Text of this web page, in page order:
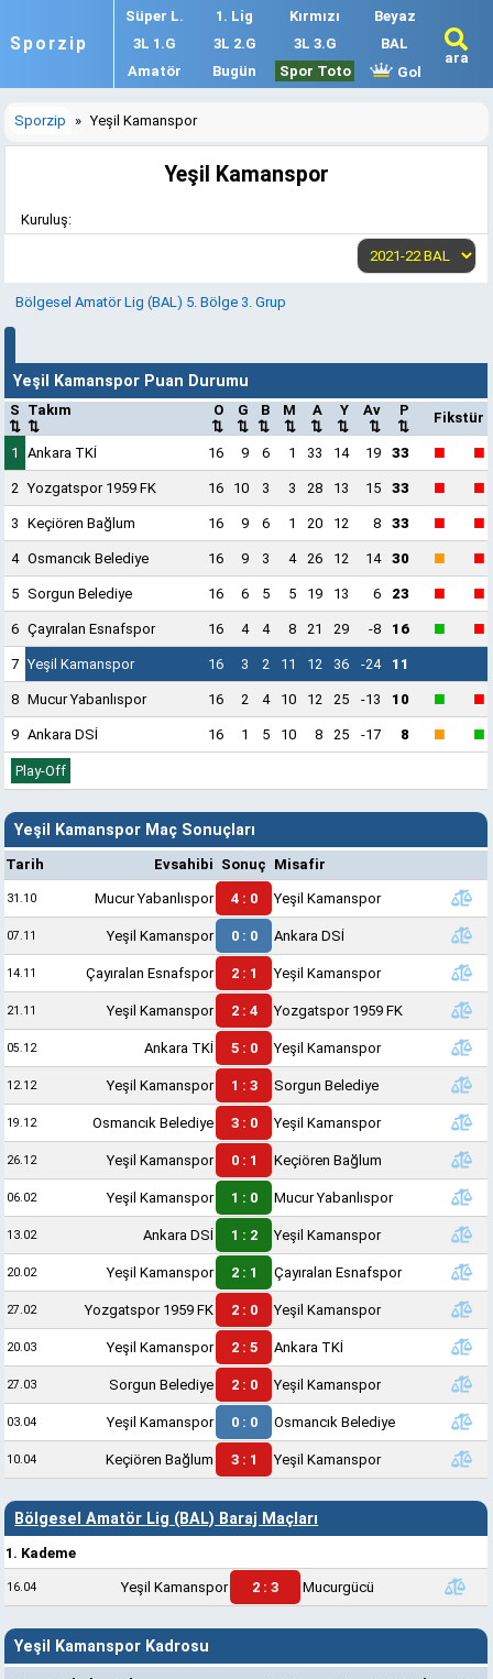
Sporzip
Süper L. 1. Lig Kırmızı
Beyaz
3L 1.G
3L 2.G 3L 3.G
BAL
Amatör
Bugün Spor Toto Gol
ara
Sporzip » Yeşil Kamanspor
Yeşil Kamanspor
Kuruluş:
Bölgesel Amatör Lig (BAL) 5. Bölge 3. Grup
Yeşil Kamanspor Puan Durumu
S
⇅
Takım
⇅
O
⇅
G
⇅
B
⇅
M
⇅
A
⇅
Y
⇅
Av
⇅
P
⇅
Fikstür
1 Ankara TKİ 16 9 6 1 33 14 19 33 ■ ■
2 Yozgatspor 1959 FK 16 10 3 3 28 13 15 33 ■ ■
3 Keçiören Bağlum 16 9 6 1 20 12 8 33 ■ ■
4 Osmancık Belediye 16 9 3 4 26 12 14 30 ■ ■
5 Sorgun Belediye 16 6 5 5 19 13 6 23 ■ ■
6 Çayıralan Esnafspor 16 4 4 8 21 29 -8 16 ■ ■
7 Yeşil Kamanspor 16 3 2 11 12 36 -24 11
8 Mucur Yabanlıspor 16 2 4 10 12 25 -13 10 ■ ■
9 Ankara DSİ 16 1 5 10 8 25 -17 8 ■ ■
Play-Off
Yeşil Kamanspor Maç Sonuçları
Tarih Evsahibi Sonuç Misafir
31.10 Mucur Yabanlıspor 4 : 0 Yeşil Kamanspor
07.11 Yeşil Kamanspor 0 : 0 Ankara DSİ
14.11 Çayıralan Esnafspor 2 : 1 Yeşil Kamanspor
21.11 Yeşil Kamanspor 2 : 4 Yozgatspor 1959 FK
05.12 Ankara TKİ 5 : 0 Yeşil Kamanspor
12.12 Yeşil Kamanspor 1 : 3 Sorgun Belediye
19.12 Osmancık Belediye 3 : 0 Yeşil Kamanspor
26.12 Yeşil Kamanspor 0 : 1 Keçiören Bağlum
06.02 Yeşil Kamanspor 1 : 0 Mucur Yabanlıspor
13.02 Ankara DSİ 1 : 2 Yeşil Kamanspor
20.02 Yeşil Kamanspor 2 : 1 Çayıralan Esnafspor
27.02 Yozgatspor 1959 FK 2 : 0 Yeşil Kamanspor
20.03 Yeşil Kamanspor 2 : 5 Ankara TKİ
27.03 Sorgun Belediye 2 : 0 Yeşil Kamanspor
03.04 Yeşil Kamanspor 0 : 0 Osmancık Belediye
10.04 Keçiören Bağlum 3 : 1 Yeşil Kamanspor
Bölgesel Amatör Lig (BAL) Baraj Maçları
1. Kademe
16.04 Yeşil Kamanspor 2 : 3 Mucurgücü
Yeşil Kamanspor Kadrosu